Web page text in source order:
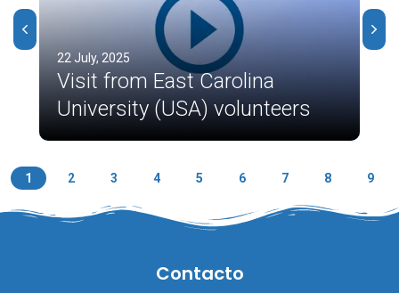
22 July, 2025
Visit from East Carolina
University (USA) volunteers
1 2 3 4 5 6 7 8 9
Contacto